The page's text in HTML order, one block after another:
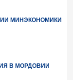
МИНЭКОНОМИКИ
В МОРДОВИИ